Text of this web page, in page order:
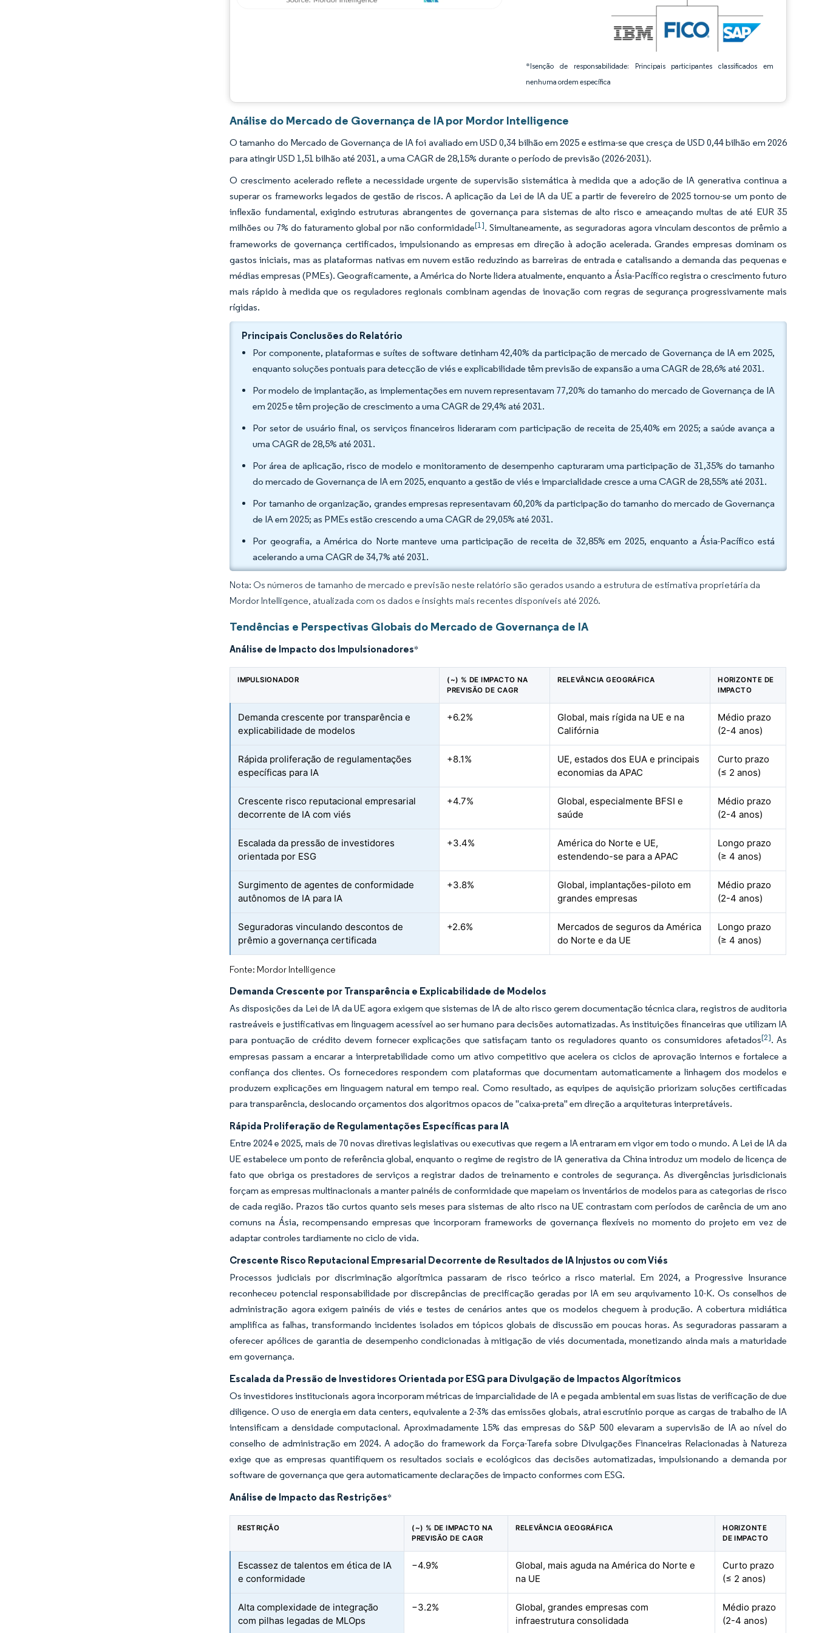
*Isenção de responsabilidade: Principais participantes classificados em
nenhuma ordem específica
Análise do Mercado de Governança de IA por Mordor Intelligence
O tamanho do Mercado de Governança de IA foi avaliado em USD 0,34 bilhão em 2025 e estima-se que cresça de USD 0,44 bilhão em 2026
para atingir USD 1,51 bilhão até 2031, a uma CAGR de 28,15% durante o período de previsão (2026-2031).
O crescimento acelerado reflete a necessidade urgente de supervisão sistemática à medida que a adoção de IA generativa continua a
superar os frameworks legados de gestão de riscos. A aplicação da Lei de IA da UE a partir de fevereiro de 2025 tornou-se um ponto de
inflexão fundamental, exigindo estruturas abrangentes de governança para sistemas de alto risco e ameaçando multas de até EUR 35
milhões ou 7% do faturamento global por não conformidade[1]. Simultaneamente, as seguradoras agora vinculam descontos de prêmio a
frameworks de governança certificados, impulsionando as empresas em direção à adoção acelerada. Grandes empresas dominam os
gastos iniciais, mas as plataformas nativas em nuvem estão reduzindo as barreiras de entrada e catalisando a demanda das pequenas e
médias empresas (PMEs). Geograficamente, a América do Norte lidera atualmente, enquanto a Ásia-Pacífico registra o crescimento futuro
mais rápido à medida que os reguladores regionais combinam agendas de inovação com regras de segurança progressivamente mais
rígidas.
Principais Conclusões do Relatório
Por componente, plataformas e suítes de software detinham 42,40% da participação de mercado de Governança de IA em 2025,
enquanto soluções pontuais para detecção de viés e explicabilidade têm previsão de expansão a uma CAGR de 28,6% até 2031.
Por modelo de implantação, as implementações em nuvem representavam 77,20% do tamanho do mercado de Governança de IA
em 2025 e têm projeção de crescimento a uma CAGR de 29,4% até 2031.
Por setor de usuário final, os serviços financeiros lideraram com participação de receita de 25,40% em 2025; a saúde avança a
uma CAGR de 28,5% até 2031.
Por área de aplicação, risco de modelo e monitoramento de desempenho capturaram uma participação de 31,35% do tamanho
do mercado de Governança de IA em 2025, enquanto a gestão de viés e imparcialidade cresce a uma CAGR de 28,55% até 2031.
Por tamanho de organização, grandes empresas representavam 60,20% da participação do tamanho do mercado de Governança
de IA em 2025; as PMEs estão crescendo a uma CAGR de 29,05% até 2031.
Por geografia, a América do Norte manteve uma participação de receita de 32,85% em 2025, enquanto a Ásia-Pacífico está
acelerando a uma CAGR de 34,7% até 2031.
Nota: Os números de tamanho de mercado e previsão neste relatório são gerados usando a estrutura de estimativa proprietária da
Mordor Intelligence, atualizada com os dados e insights mais recentes disponíveis até 2026.
Tendências e Perspectivas Globais do Mercado de Governança de IA
Análise de Impacto dos Impulsionadores*
IMPULSIONADOR
(~) % DE IMPACTO NA
PREVISÃO DE CAGR
RELEVÂNCIA GEOGRÁFICA
HORIZONTE DE
IMPACTO
Demanda crescente por transparência e
explicabilidade de modelos
+6.2%
Global, mais rígida na UE e na
Califórnia
Médio prazo
(2-4 anos)
Rápida proliferação de regulamentações
específicas para IA
+8.1%
UE, estados dos EUA e principais
economias da APAC
Curto prazo
(≤ 2 anos)
Crescente risco reputacional empresarial
decorrente de IA com viés
+4.7%
Global, especialmente BFSI e
saúde
Médio prazo
(2-4 anos)
Escalada da pressão de investidores
orientada por ESG
+3.4%
América do Norte e UE,
estendendo-se para a APAC
Longo prazo
(≥ 4 anos)
Surgimento de agentes de conformidade
autônomos de IA para IA
+3.8%
Global, implantações-piloto em
grandes empresas
Médio prazo
(2-4 anos)
Seguradoras vinculando descontos de
prêmio a governança certificada
+2.6%
Mercados de seguros da América
do Norte e da UE
Longo prazo
(≥ 4 anos)
Fonte: Mordor Intelligence
Demanda Crescente por Transparência e Explicabilidade de Modelos
As disposições da Lei de IA da UE agora exigem que sistemas de IA de alto risco gerem documentação técnica clara, registros de auditoria
rastreáveis e justificativas em linguagem acessível ao ser humano para decisões automatizadas. As instituições financeiras que utilizam IA
para pontuação de crédito devem fornecer explicações que satisfaçam tanto os reguladores quanto os consumidores afetados[2]. As
empresas passam a encarar a interpretabilidade como um ativo competitivo que acelera os ciclos de aprovação internos e fortalece a
confiança dos clientes. Os fornecedores respondem com plataformas que documentam automaticamente a linhagem dos modelos e
produzem explicações em linguagem natural em tempo real. Como resultado, as equipes de aquisição priorizam soluções certificadas
para transparência, deslocando orçamentos dos algoritmos opacos de "caixa-preta" em direção a arquiteturas interpretáveis.
Rápida Proliferação de Regulamentações Específicas para IA
Entre 2024 e 2025, mais de 70 novas diretivas legislativas ou executivas que regem a IA entraram em vigor em todo o mundo. A Lei de IA da
UE estabelece um ponto de referência global, enquanto o regime de registro de IA generativa da China introduz um modelo de licença de
fato que obriga os prestadores de serviços a registrar dados de treinamento e controles de segurança. As divergências jurisdicionais
forçam as empresas multinacionais a manter painéis de conformidade que mapeiam os inventários de modelos para as categorias de risco
de cada região. Prazos tão curtos quanto seis meses para sistemas de alto risco na UE contrastam com períodos de carência de um ano
comuns na Ásia, recompensando empresas que incorporam frameworks de governança flexíveis no momento do projeto em vez de
adaptar controles tardiamente no ciclo de vida.
Crescente Risco Reputacional Empresarial Decorrente de Resultados de IA Injustos ou com Viés
Processos judiciais por discriminação algorítmica passaram de risco teórico a risco material. Em 2024, a Progressive Insurance
reconheceu potencial responsabilidade por discrepâncias de precificação geradas por IA em seu arquivamento 10-K. Os conselhos de
administração agora exigem painéis de viés e testes de cenários antes que os modelos cheguem à produção. A cobertura midiática
amplifica as falhas, transformando incidentes isolados em tópicos globais de discussão em poucas horas. As seguradoras passaram a
oferecer apólices de garantia de desempenho condicionadas à mitigação de viés documentada, monetizando ainda mais a maturidade
em governança.
Escalada da Pressão de Investidores Orientada por ESG para Divulgação de Impactos Algorítmicos
Os investidores institucionais agora incorporam métricas de imparcialidade de IA e pegada ambiental em suas listas de verificação de due
diligence. O uso de energia em data centers, equivalente a 2-3% das emissões globais, atrai escrutínio porque as cargas de trabalho de IA
intensificam a densidade computacional. Aproximadamente 15% das empresas do S&P 500 elevaram a supervisão de IA ao nível do
conselho de administração em 2024. A adoção do framework da Força-Tarefa sobre Divulgações Financeiras Relacionadas à Natureza
exige que as empresas quantifiquem os resultados sociais e ecológicos das decisões automatizadas, impulsionando a demanda por
software de governança que gera automaticamente declarações de impacto conformes com ESG.
Análise de Impacto das Restrições*
RESTRIÇÃO
(~) % DE IMPACTO NA
PREVISÃO DE CAGR
RELEVÂNCIA GEOGRÁFICA
HORIZONTE
DE IMPACTO
Escassez de talentos em ética de IA
e conformidade
−4.9%
Global, mais aguda na América do Norte e
na UE
Curto prazo
(≤ 2 anos)
Alta complexidade de integração
com pilhas legadas de MLOps
−3.2%
Global, grandes empresas com
infraestrutura consolidada
Médio prazo
(2-4 anos)